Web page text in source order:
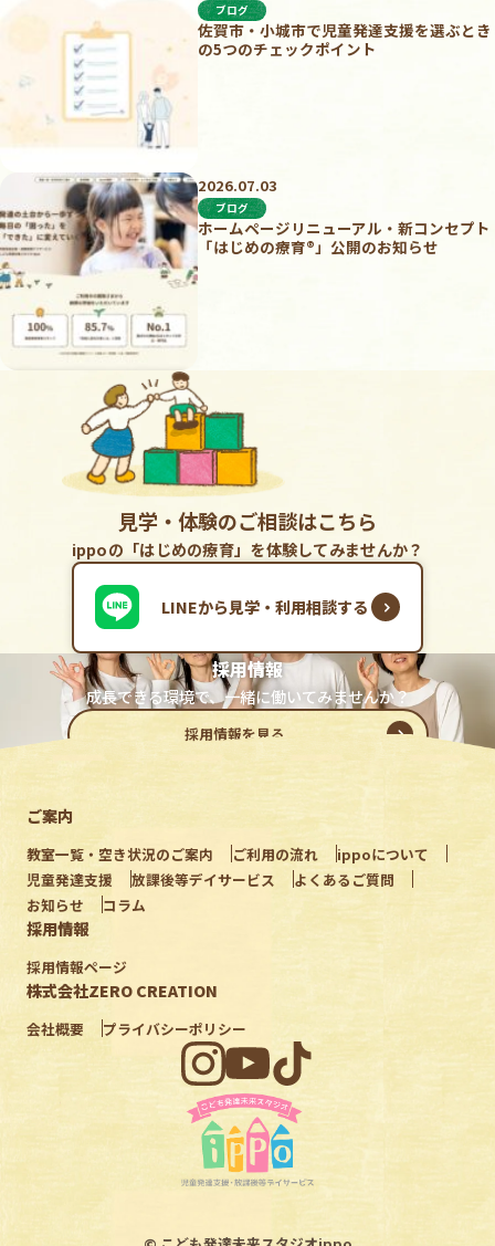
ブログ
佐賀市・小城市で児童発達支援を選ぶとき
の5つのチェックポイント
2026.07.03
ブログ
ホームページリニューアル・新コンセプト
「はじめの療育®︎」公開のお知らせ
見学・体験のご相談はこちら
ippoの「はじめの療育」を体験してみませんか？
LINEから見学・利用相談する
採用情報
成長できる環境で、一緒に働いてみませんか？
採用情報を見る
ご案内
教室一覧・空き状況のご案内 ご利用の流れ
ippoについて
児童発達支援
放課後等デイサービス
よくあるご質問
お知らせ
コラム
採用情報
採用情報ページ
株式会社ZERO CREATION
会社概要 プライバシーポリシー